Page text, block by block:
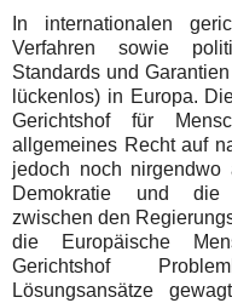
In internationalen
Verfahren sowie
Standards und
lückenlos) in Europa.
Gerichtshof für
allgemeines Recht auf
jedoch noch nirgendwo
Demokratie und die
zwischen den
die Europäische
Gerichtshof
Lösungsansätze